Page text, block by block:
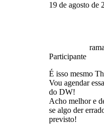
19 de agosto de
Participante
É isso mesmo
Vou agendar
do DW!
Acho melhor e
se algo der
previsto!